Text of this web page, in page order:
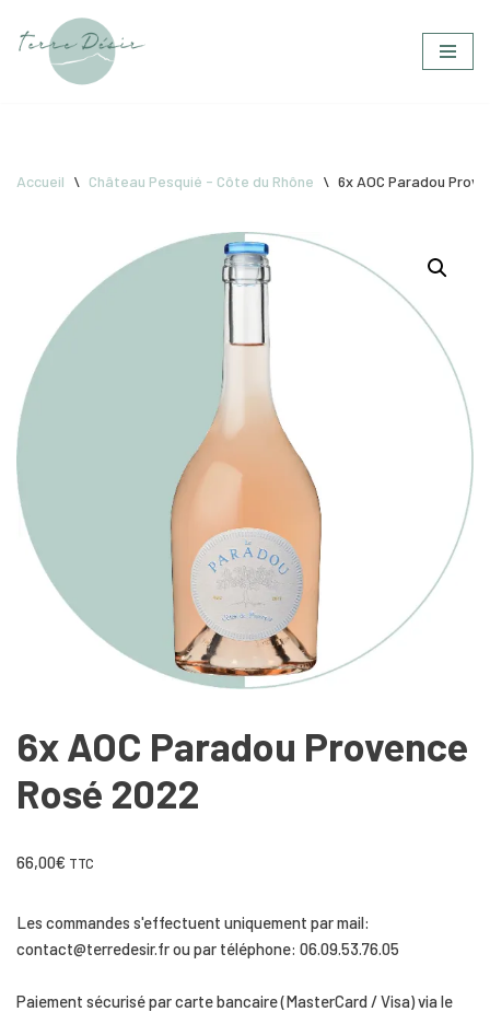
Accueil \ Château Pesquié - Côte du Rhône \ 6x AOC Paradou
6x AOC Paradou Provence
Rosé 2022
66,00€ TTC
Les commandes s'effectuent uniquement par mail:
contact@terredesir.fr ou par téléphone: 06.09.53.76.05
Paiement sécurisé par carte bancaire (MasterCard / Visa) via le